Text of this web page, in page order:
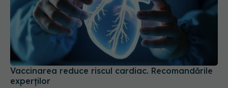
Vaccinarea reduce riscul cardiac. Recomandările
experților